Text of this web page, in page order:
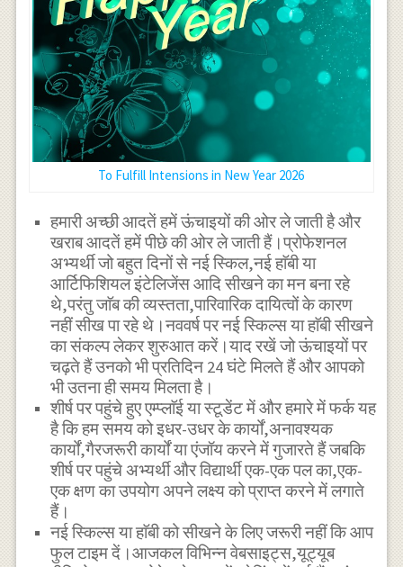
To Fulfill Intensions in New Year 2026
हमारी अच्छी आदतें हमें ऊंचाइयों की ओर ले जाती है और
खराब आदतें हमें पीछे की ओर ले जाती हैं।प्रोफेशनल
अभ्यर्थी जो बहुत दिनों से नई स्किल,नई हाॅबी या
आर्टिफिशियल इंटेलिजेंस आदि सीखने का मन बना रहे
थे,परंतु जाॅब की व्यस्तता,पारिवारिक दायित्वों के कारण
नहीं सीख पा रहे थे।नववर्ष पर नई स्किल्स या हाॅबी सीखने
का संकल्प लेकर शुरुआत करें।याद रखें जो ऊंचाइयों पर
चढ़ते हैं उनको भी प्रतिदिन 24 घंटे मिलते हैं और आपको
भी उतना ही समय मिलता है।
शीर्ष पर पहुंचे हुए एम्प्लाॅई या स्टूडेंट में और हमारे में फर्क यह
है कि हम समय को इधर-उधर के कार्यों,अनावश्यक
कार्यों,गैरजरूरी कार्यों या एंजॉय करने में गुजारते हैं जबकि
शीर्ष पर पहुंचे अभ्यर्थी और विद्यार्थी एक-एक पल का,एक-
एक क्षण का उपयोग अपने लक्ष्य को प्राप्त करने में लगाते
हैं।
नई स्किल्स या हाॅबी को सीखने के लिए जरूरी नहीं कि आप
फुल टाइम दें।आजकल विभिन्न वेबसाइट्स,यूट्यूब